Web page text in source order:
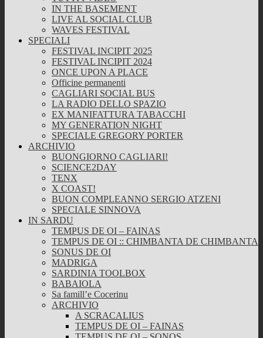
IN THE BASEMENT
LIVE AL SOCIAL CLUB
WAVES FESTIVAL
SPECIALI
FESTIVAL INCIPIT 2025
FESTIVAL INCIPIT 2024
ONCE UPON A PLACE
Officine permanenti
CAGLIARI SOCIAL BUS
LA RADIO DELLO SPAZIO
EX MANIFATTURA TABACCHI
MY GENERATION NIGHT
SPECIALE GREGORY PORTER
ARCHIVIO
BUONGIORNO CAGLIARI!
SCIENCE2DAY
TENX
X COAST!
BUON COMPLEANNO SERGIO ATZENI
SPECIALE SINNOVA
IN SARDU
TEMPUS DE OI – FAINAS
TEMPUS DE OI :: CHIMBANTA DE CHIMBANTA
SONUS DE OI
MADRIGA
SARDINIA TOOLBOX
BABAIOLA
Sa famill’e Cocerinu
ARCHIVIO
A SCRACALIUS
TEMPUS DE OI – FAINAS